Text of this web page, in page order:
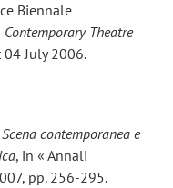
Biennale
Contemporary Theatre
04 July 2006.
contemporanea e
, in « Annali
pp. 256-295.